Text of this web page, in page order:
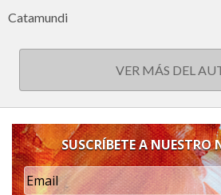
Catamundi
VER MÁS DEL
SUSCRÍBETE A NUESTRO